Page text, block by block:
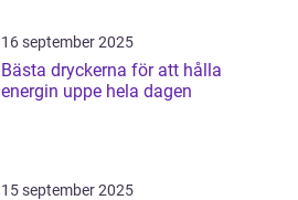
16 september 2025
Bästa dryckerna för att hålla
energin uppe hela dagen
15 september 2025